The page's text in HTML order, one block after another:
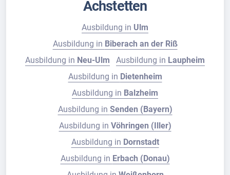
Achstetten
Ausbildung in Ulm
Ausbildung in Biberach an der Riß
Ausbildung in Neu-Ulm Ausbildung in Laupheim
Ausbildung in Dietenheim
Ausbildung in Balzheim
Ausbildung in Senden (Bayern)
Ausbildung in Vöhringen (Iller)
Ausbildung in Dornstadt
Ausbildung in Erbach (Donau)